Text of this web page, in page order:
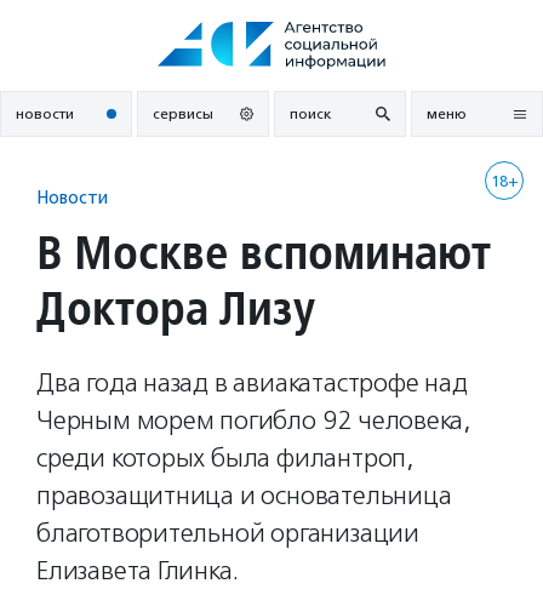
новости сервисы поиск меню
18+
Новости
В Москве вспоминают
Доктора Лизу
Два года назад в авиакатастрофе над
Черным морем погибло 92 человека,
среди которых была филантроп,
правозащитница и основательница
благотворительной организации
Елизавета Глинка.